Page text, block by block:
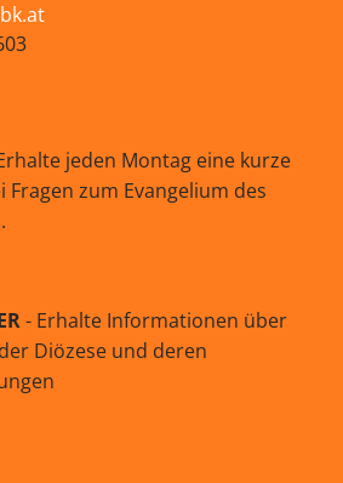
jeden Montag eine kurze
zum Evangelium des
- Erhalte Informationen über
Diözese und deren